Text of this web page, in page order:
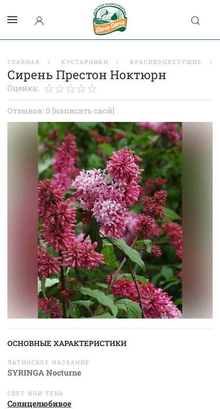
ГЛАВНАЯ КУСТАРНИКИ КРАСИВОЦВЕТУЩИЕ
Сирень Престон Ноктюрн
Оценка:
Отзывов: 0 [написать свой]
ОСНОВНЫЕ ХАРАКТЕРИСТИКИ
ЛАТИНСКОЕ НАЗВАНИЕ
SYRINGA Nocturne
СВЕТ ИЛИ ТЕНЬ
Солнцелюбивое